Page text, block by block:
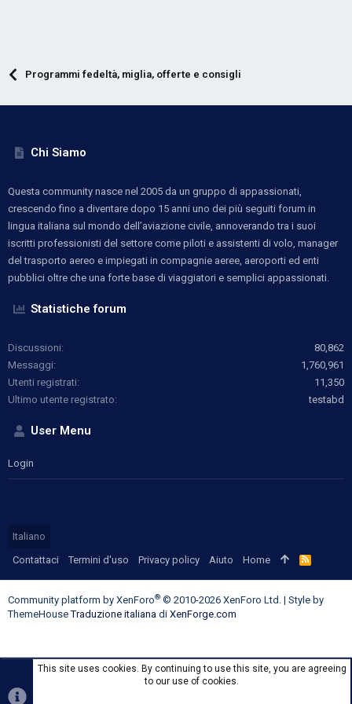
Programmi fedeltà, miglia, offerte e consigli
Chi Siamo
Questa community nasce nel 2005 da un gruppo di appassionati,
crescendo fino a diventare dopo 15 anni uno dei più seguiti forum in
lingua italiana sul mondo dell’aviazione civile, annoverando tra i suoi
iscritti professionisti del settore come piloti e assistenti di volo, manager
del trasporto aereo e impiegati in compagnie aeree, aeroporti ed enti
pubblici oltre che una forte base di viaggiatori e semplici appassionati.
Statistiche forum
Discussioni
80,862
Messaggi
1,760,961
Utenti registrati
11,350
Ultimo utente registrato
testabd
User Menu
Login
Italiano
Contattaci
Termini d'uso Privacy policy Aiuto Home
R
S
Community platform by XenForo® © 2010-2026 XenForo Ltd. | Style by
ThemeHouse Traduzione italiana di XenForge.com
This site uses cookies. By continuing to use this site, you are agreeing
to our use of cookies.